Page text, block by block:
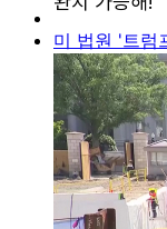
미 법원 '트럼